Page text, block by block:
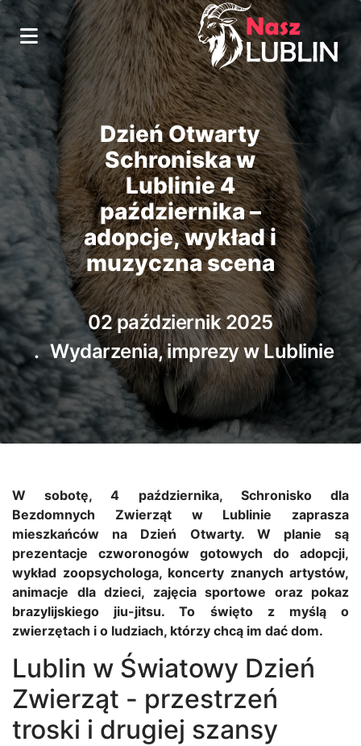
Dzień Otwarty
Schroniska w
Lublinie 4
października –
adopcje, wykład i
muzyczna scena
02 październik 2025
Wydarzenia, imprezy w Lublinie
W sobotę, 4 października, Schronisko dla
Bezdomnych Zwierząt w Lublinie zaprasza
mieszkańców na Dzień Otwarty. W planie są
prezentacje czworonogów gotowych do adopcji,
wykład zoopsychologa, koncerty znanych artystów,
animacje dla dzieci, zajęcia sportowe oraz pokaz
brazylijskiego jiu-jitsu. To święto z myślą o
zwierzętach i o ludziach, którzy chcą im dać dom.
Lublin w Światowy Dzień
Zwierząt - przestrzeń
troski i drugiej szansy